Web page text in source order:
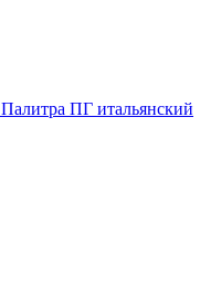
ПГ итальянский